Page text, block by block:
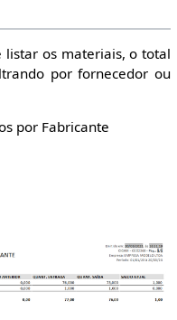
os materiais, o total
por fornecedor ou
por Fabricante